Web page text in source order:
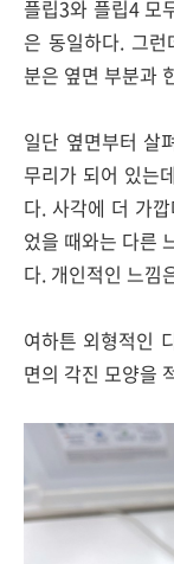
플립3와 플립4 모
은 동일하다. 그
분은 옆면 부분과
일단 옆면부터 살
무리가 되어 있는
다. 사각에 더 가
었을 때와는 다른
다. 개인적인 느낌
여하튼 외형적인
면의 각진 모양을